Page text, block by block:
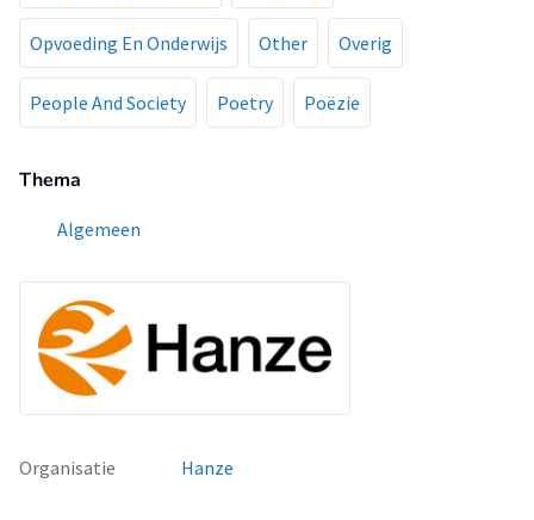
Opvoeding En Onderwijs Other Overig
People And Society Poetry Poëzie
Thema
Algemeen
Organisatie Hanze